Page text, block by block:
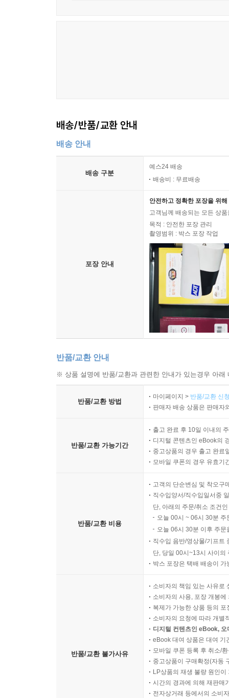
배송/반품/교환 안내
배송 안내
배송 구분
예스24 배송
배송비 : 무료배송
포장 안내
안전하고 정확한 포장을 위
고객님께 배송되는 모든 상
목적 : 안전한 포장 관리
촬영범위 : 박스 포장 작업
반품/교환 안내
※ 상품 설명에 반품/교환과 관련한 안내가 있는경우 아
반품/교환 방법
마이페이지 > 반품/교환 신
판매자 배송 상품은 판매자
반품/교환 가능기간
출고 완료 후 10일 이내의
디지털 콘텐츠인 eBook의
중고상품의 경우 출고 완료
모바일 쿠폰의 경우 유효기
반품/교환 비용
고객의 단순변심 및 착오구
직수입양서/직수입일서중
단, 아래의 주문/취소 조건
오늘 00시 ~ 06시 30분
오늘 06시 30분 이후 주
직수입 음반/영상물/기프트
단, 당일 00시~13시 사이의
박스 포장은 택배 배송이
반품/교환 불가사유
소비자의 책임 있는 사유로
소비자의 사용, 포장 개봉
복제가 가능한 상품 등의
소비자의 요청에 따라 개별
디지털 컨텐츠인 eBook,
eBook 대여 상품은 대여 기
모바일 쿠폰 등록 후 취소/
중고상품이 구매확정(자동
LP상품의 재생 불량 원인
시간의 경과에 의해 재판매
전자상거래 등에서의 소비